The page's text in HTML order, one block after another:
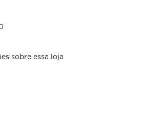
sobre essa loja